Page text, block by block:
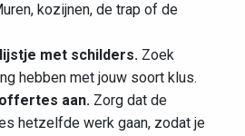
kozijnen, de trap of de
met schilders. Zoek
hebben met jouw soort klus.
aan. Zorg dat de
hetzelfde werk gaan, zodat je